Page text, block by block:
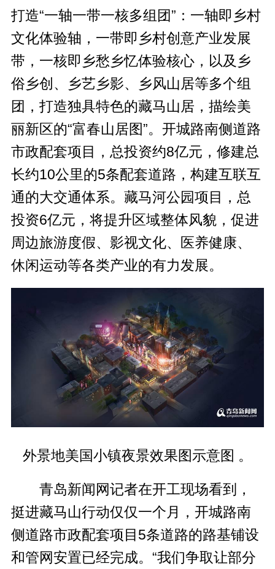
打造“一轴一带一核多组团”：一轴即乡村
文化体验轴，一带即乡村创意产业发展
带，一核即乡愁乡忆体验核心，以及乡
俗乡创、乡艺乡影、乡风山居等多个组
团，打造独具特色的藏马山居，描绘美
丽新区的“富春山居图”。开城路南侧道路
市政配套项目，总投资约8亿元，修建总
长约10公里的5条配套道路，构建互联互
通的大交通体系。藏马河公园项目，总
投资6亿元，将提升区域整体风貌，促进
周边旅游度假、影视文化、医养健康、
休闲运动等各类产业的有力发展。
外景地美国小镇夜景效果图示意图 。
青岛新闻网记者在开工现场看到，
挺进藏马山行动仅仅一个月，开城路南
侧道路市政配套项目5条道路的路基铺设
和管网安置已经完成。“我们争取让部分